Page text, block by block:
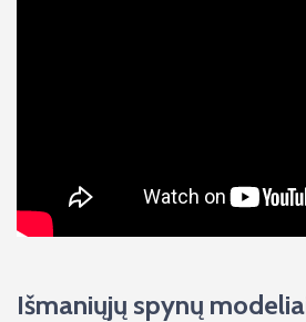
Išmaniųjų spynų